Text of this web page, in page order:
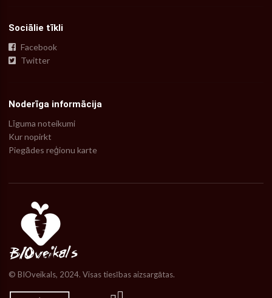
Sociālie tīkli
Facebook
Twitter
Noderīga informācija
Līguma noteikumi
Kur nopirkt
Piegādes reģionu karte
© BIOveikals, 2024. Visas tiesības aizsargātas.